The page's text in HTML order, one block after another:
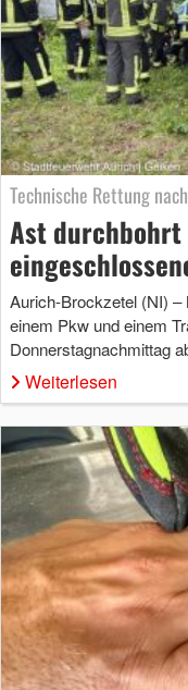
Technische Rettung
Ast durchbohrt
Aurich-Brockzetel (NI)
einem Pkw und einem
Donnerstagnachmittag
Weiterlesen